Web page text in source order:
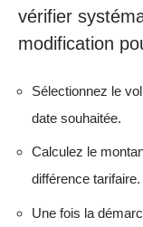
vérifier
modification
Sélectionnez le
date souhaitée.
Calculez le
différence tarifaire.
Une fois la